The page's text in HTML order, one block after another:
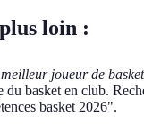
loin :
joueur de
du basket en club.
basket 2026".